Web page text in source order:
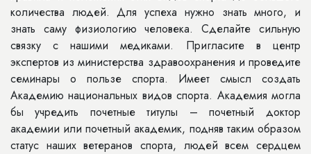
количества людей. Для успеха нужно знать много, и
знать саму физиологию человека. Сделайте сильную
связку с нашими медиками. Пригласите в центр
экспертов из министерства здравоохранения и проведите
семинары о пользе спорта. Имеет смысл создать
Академию национальных видов спорта. Академия могла
бы учредить почетные титулы – почетный доктор
академии или почетный академик, подняв таким образом
статус наших ветеранов спорта, людей всем сердцем